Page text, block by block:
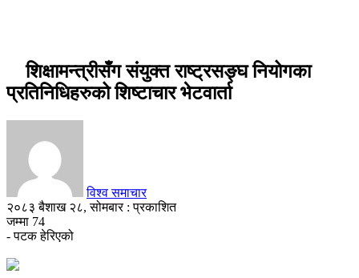
शिक्षामन्त्रीसँग संयुक्त राष्ट्रसङ्घ नियोगका
प्रतिनिधिहरुको शिष्टाचार भेटवार्ता
विश्व समाचार
२०८३ बैशाख २८, सोमबार : प्रकाशित
जम्मा 74
- पटक हेरिएको